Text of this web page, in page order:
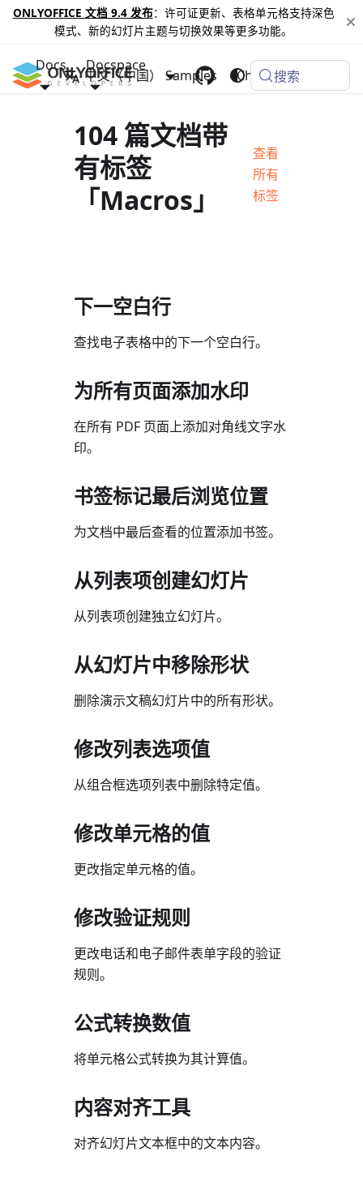
ONLYOFFICE 文档 9.4 发布：许可证更新、表格单元格支持深色
模式、新的幻灯片主题与切换效果等更多功能。
Docs Docspace
Samples Changelog
中文（中国） 搜索
104 篇文档带
有标签
「Macros」
查看
所有
标签
下一空白行
查找电子表格中的下一个空白行。
为所有页面添加水印
在所有 PDF 页面上添加对角线文字水
印。
书签标记最后浏览位置
为文档中最后查看的位置添加书签。
从列表项创建幻灯片
从列表项创建独立幻灯片。
从幻灯片中移除形状
删除演示文稿幻灯片中的所有形状。
修改列表选项值
从组合框选项列表中删除特定值。
修改单元格的值
更改指定单元格的值。
修改验证规则
更改电话和电子邮件表单字段的验证
规则。
公式转换数值
将单元格公式转换为其计算值。
内容对齐工具
对齐幻灯片文本框中的文本内容。